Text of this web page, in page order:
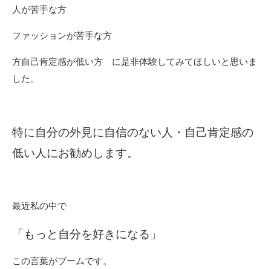
人が苦手な方
ファッションが苦手な方
方自己肯定感が低い方 に是非体験してみてほしいと思いま
した。
特に自分の外見に自信のない人・ 自己肯定感の
低い人にお勧めします。
最近私の中で
「もっと自分を好きになる」
この言葉がブームです。